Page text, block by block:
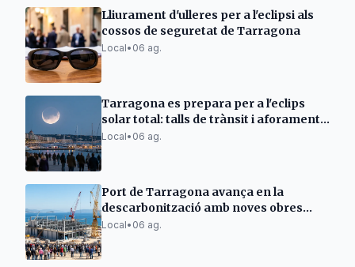
Lliurament d'ulleres per a l'eclipsi als
cossos de seguretat de Tarragona
Local• 06 ag.
Tarragona es prepara per a l'eclips
solar total: talls de trànsit i aforaments
limitats
Local• 06 ag.
Port de Tarragona avança en la
descarbonització amb noves obres
elèctriques
Local• 06 ag.